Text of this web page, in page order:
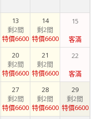
13
剩2間
特價6600
14
剩2間
特價6600
15
客滿
20
剩2間
特價6600
21
剩2間
特價6600
22
客滿
27
剩2間
特價6600
28
剩2間
特價6600
29
剩2間
特價6600